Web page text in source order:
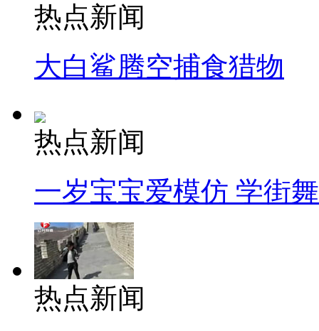
热点新闻
大白鲨腾空捕食猎物
热点新闻
一岁宝宝爱模仿 学街
热点新闻